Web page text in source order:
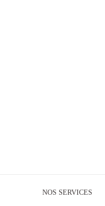
NOS SERVICES